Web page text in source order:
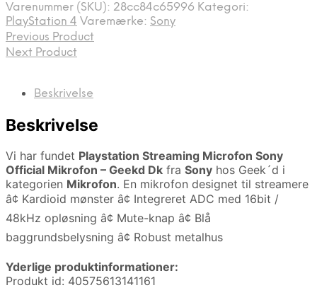
Varenummer (SKU): 28cc84c65996 Kategori:
PlayStation 4 Varemærke: Sony
Previous Product
Next Product
Beskrivelse
Beskrivelse
Vi har fundet Playstation Streaming Microfon Sony
Official Mikrofon – Geekd Dk fra Sony hos Geek´d i
kategorien Mikrofon. En mikrofon designet til streamere
â¢ Kardioid mønster â¢ Integreret ADC med 16bit /
48kHz opløsning â¢ Mute-knap â¢ Blå
baggrundsbelysning â¢ Robust metalhus
Yderlige produktinformationer:
Produkt id: 40575613141161